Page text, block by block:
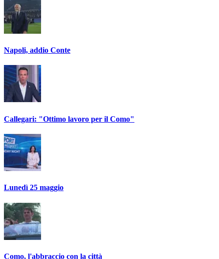
Napoli, addio Conte
Callegari: "Ottimo lavoro per il Como"
Lunedì 25 maggio
Como, l'abbraccio con la città